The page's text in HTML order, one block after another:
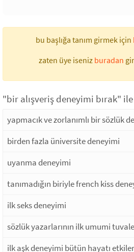
bu başlığa tanım girmek için
zaten üye iseniz buradan
"bir alışveriş deneyimi bırak"
yapmacık ve zorlanımlı bir sözlük
birden fazla üniversite deneyimi
uyanma deneyimi
tanımadığın biriyle french kiss
ilk seks deneyimi
sözlük yazarlarının ilk umumi
ilk aşk deneyimi bütün hayatı